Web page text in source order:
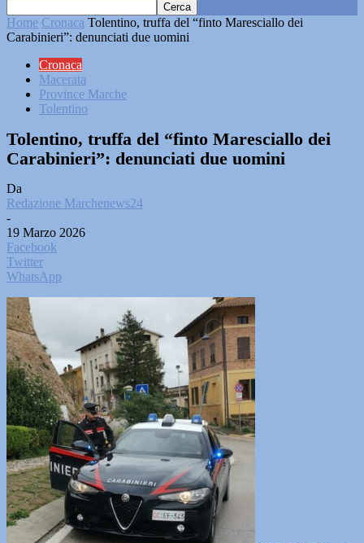
Home Cronaca Tolentino, truffa del “finto Maresciallo dei
Carabinieri”: denunciati due uomini
Cronaca
Macerata
Province Marche
Tolentino
Tolentino, truffa del “finto Maresciallo dei
Carabinieri”: denunciati due uomini
Da
Redazione Marchenews24
-
19 Marzo 2026
Facebook
Twitter
WhatsApp